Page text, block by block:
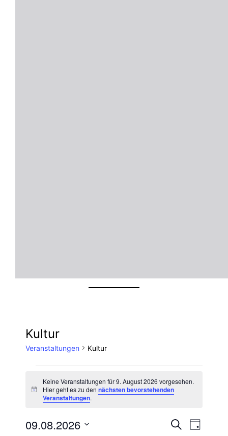
Kultur
Veranstaltungen Kultur
Veranstaltungen
für
Hinweis
Keine Veranstaltungen für 9. August 2026 vorgesehen.
Hier geht es zu den nächsten bevorstehenden
Veranstaltungen.
SucheTag
09.08.2026